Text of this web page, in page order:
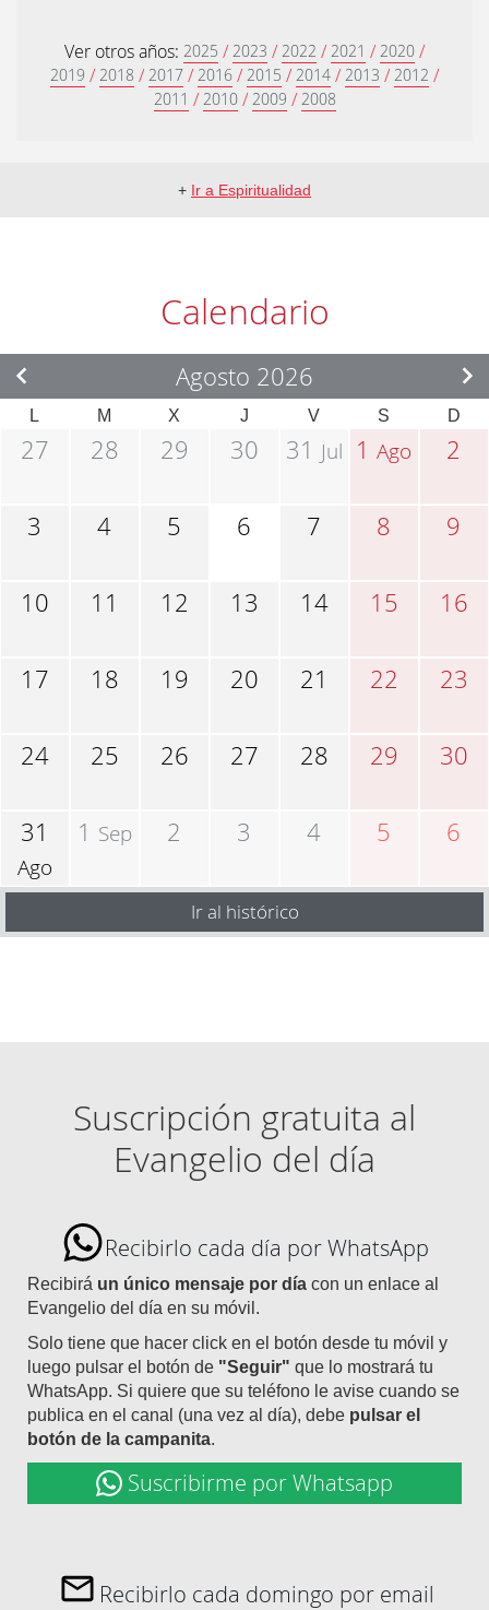
Ver otros años: 2025 / 2023 / 2022 / 2021 / 2020 /
2019 / 2018 / 2017 / 2016 / 2015 / 2014 / 2013 / 2012 /
2011 / 2010 / 2009 / 2008
+ Ir a Espiritualidad
Calendario
Agosto 2026
L M X J V S D
27 28 29 30 31 Jul 1Ago 2
3 4 5 6 7 8 9
10 11 12 13 14 15 16
17 18 19 20 21 22 23
24 25 26 27 28 29 30
31
Ago
1 Sep 2 3 4 5 6
Ir al histórico
Suscripción gratuita al
Evangelio del día
Recibirlo cada día por WhatsApp
Recibirá un único mensaje por día con un enlace al
Evangelio del día en su móvil.
Solo tiene que hacer click en el botón desde tu móvil y
luego pulsar el botón de "Seguir" que lo mostrará tu
WhatsApp. Si quiere que su teléfono le avise cuando se
publica en el canal (una vez al día), debe pulsar el
botón de la campanita.
Suscribirme por Whatsapp
Recibirlo cada domingo por email